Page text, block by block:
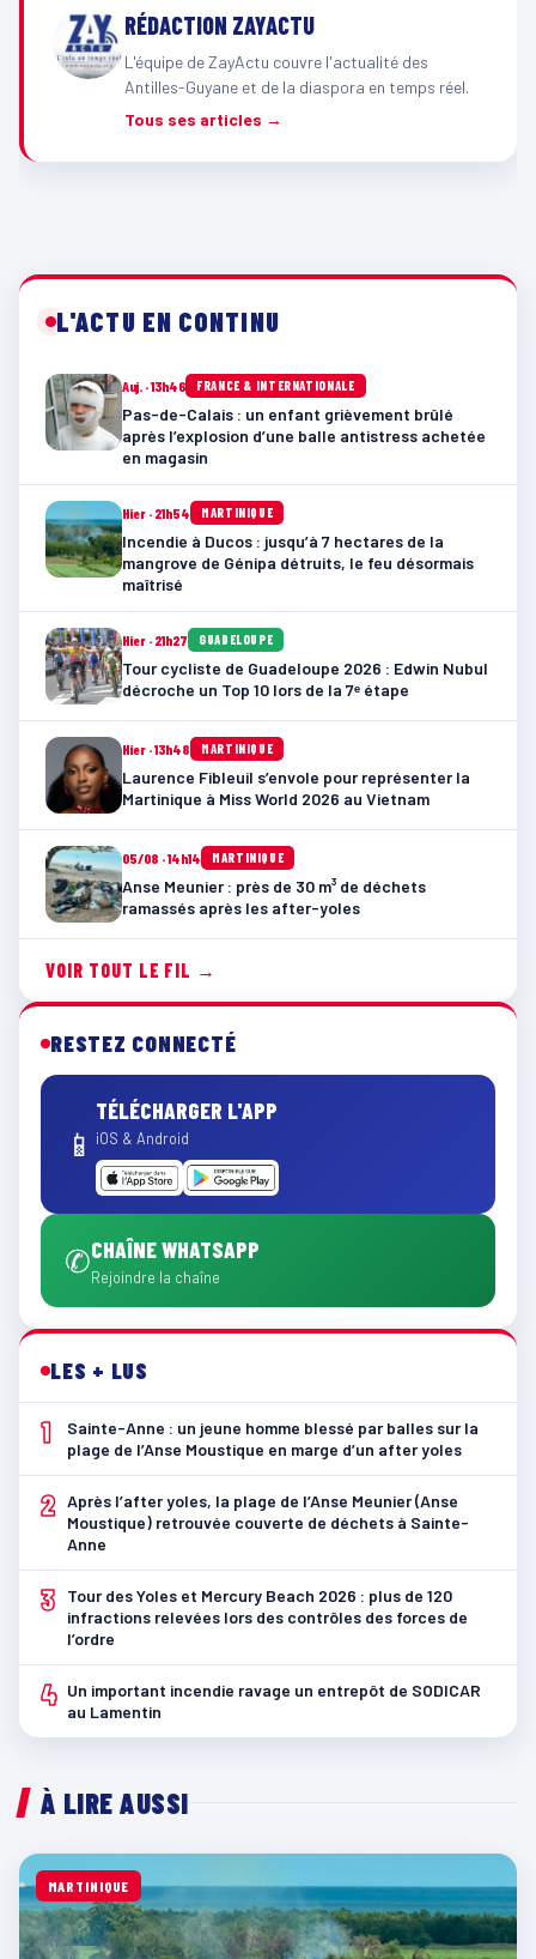
RÉDACTION ZAYACTU
L'équipe de ZayActu couvre l'actualité des
Antilles-Guyane et de la diaspora en temps réel.
Tous ses articles →
L'ACTU EN CONTINU
Auj. · 13h46 FRANCE & INTERNATIONALE
Pas-de-Calais : un enfant grièvement brûlé
après l’explosion d’une balle antistress achetée
en magasin
Hier · 21h54 MARTINIQUE
Incendie à Ducos : jusqu’à 7 hectares de la
mangrove de Génipa détruits, le feu désormais
maîtrisé
Hier · 21h27 GUADELOUPE
Tour cycliste de Guadeloupe 2026 : Edwin Nubul
décroche un Top 10 lors de la 7ᵉ étape
Hier · 13h48 MARTINIQUE
Laurence Fibleuil s’envole pour représenter la
Martinique à Miss World 2026 au Vietnam
05/08 · 14h14 MARTINIQUE
Anse Meunier : près de 30 m³ de déchets
ramassés après les after-yoles
VOIR TOUT LE FIL →
RESTEZ CONNECTÉ
📱
TÉLÉCHARGER L'APP
iOS & Android
✆CHAÎNE WHATSAPP
Rejoindre la chaîne
LES + LUS
1
Sainte-Anne : un jeune homme blessé par balles sur la
plage de l’Anse Moustique en marge d’un after yoles
2 Après l’after yoles, la plage de l’Anse Meunier (Anse
Moustique) retrouvée couverte de déchets à Sainte-
Anne
3
Tour des Yoles et Mercury Beach 2026 : plus de 120
infractions relevées lors des contrôles des forces de
l’ordre
4 Un important incendie ravage un entrepôt de SODICAR
au Lamentin
À LIRE AUSSI
MARTINIQUE